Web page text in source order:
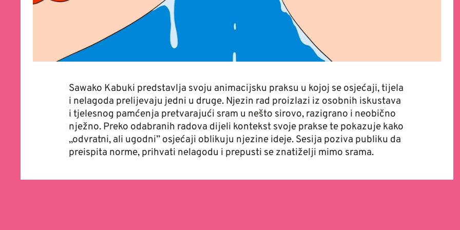
Sawako Kabuki predstavlja svoju animacijsku praksu u kojoj se osjećaji, tijela
i nelagoda prelijevaju jedni u druge. Njezin rad proizlazi iz osobnih iskustava
i tjelesnog pamćenja pretvarajući sram u nešto sirovo, razigrano i neobično
nježno. Preko odabranih radova dijeli kontekst svoje prakse te pokazuje kako
„odvratni, ali ugodni” osjećaji oblikuju njezine ideje. Sesija poziva publiku da
preispita norme, prihvati nelagodu i prepusti se znatiželji mimo srama.